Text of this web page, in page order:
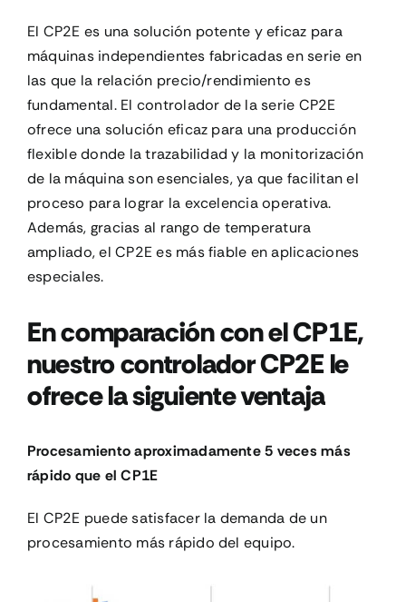
El CP2E es una solución potente y eficaz para
máquinas independientes fabricadas en serie en
las que la relación precio/rendimiento es
fundamental. El controlador de la serie CP2E
ofrece una solución eficaz para una producción
flexible donde la trazabilidad y la monitorización
de la máquina son esenciales, ya que facilitan el
proceso para lograr la excelencia operativa.
Además, gracias al rango de temperatura
ampliado, el CP2E es más fiable en aplicaciones
especiales.
En comparación con el CP1E,
nuestro controlador CP2E le
ofrece la siguiente ventaja
Procesamiento aproximadamente 5 veces más
rápido que el CP1E
El CP2E puede satisfacer la demanda de un
procesamiento más rápido del equipo.